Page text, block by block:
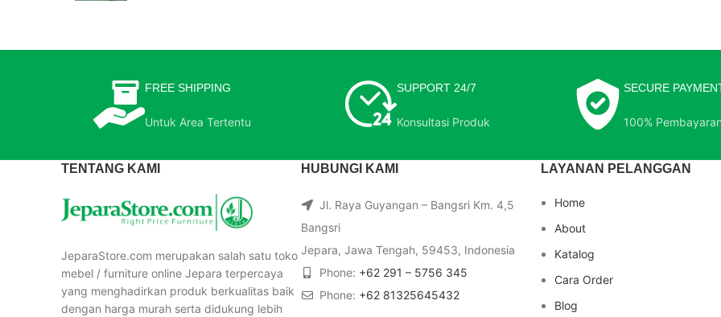
FREE SHIPPING
Untuk Area Tertentu
SUPPORT 24/7
Konsultasi Produk
SECURE
100%
TENTANG KAMI
JeparaStore.com merupakan salah satu toko
mebel / furniture online Jepara terpercaya
yang menghadirkan produk berkualitas baik
dengan harga murah serta didukung lebih
HUBUNGI KAMI
Jl. Raya Guyangan – Bangsri Km. 4,5
Bangsri
Jepara, Jawa Tengah, 59453, Indonesia
Phone: +62 291 – 5756 345
Phone: +62 81325645432
LAYANAN PELANGGAN
Home
About
Katalog
Cara Order
Blog